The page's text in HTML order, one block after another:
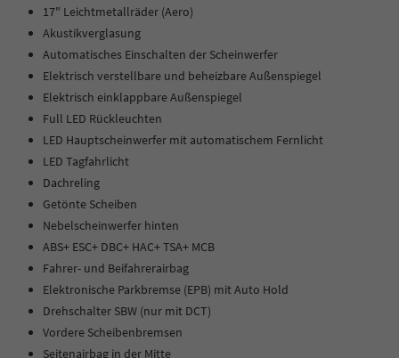
17" Leichtmetallräder (Aero)
Akustikverglasung
Automatisches Einschalten der Scheinwerfer
Elektrisch verstellbare und beheizbare Außenspiegel
Elektrisch einklappbare Außenspiegel
Full LED Rückleuchten
LED Hauptscheinwerfer mit automatischem Fernlicht
LED Tagfahrlicht
Dachreling
Getönte Scheiben
Nebelscheinwerfer hinten
ABS+ ESC+ DBC+ HAC+ TSA+ MCB
Fahrer- und Beifahrerairbag
Elektronische Parkbremse (EPB) mit Auto Hold
Drehschalter SBW (nur mit DCT)
Vordere Scheibenbremsen
Seitenairbag in der Mitte